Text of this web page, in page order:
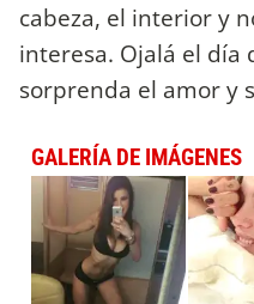
cabeza, el interior y
interesa. Ojalá el día
sorprenda el amor y
GALERÍA DE IMÁGENES